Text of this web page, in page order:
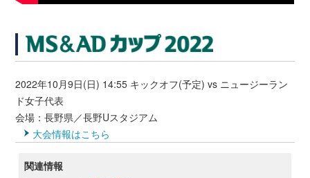
2022年10月9日(日) 14:55 キックオフ(予定) vs ニュージーラン
ド女子代表
会場：長野県／長野Uスタジアム
大会情報はこちら
関連情報